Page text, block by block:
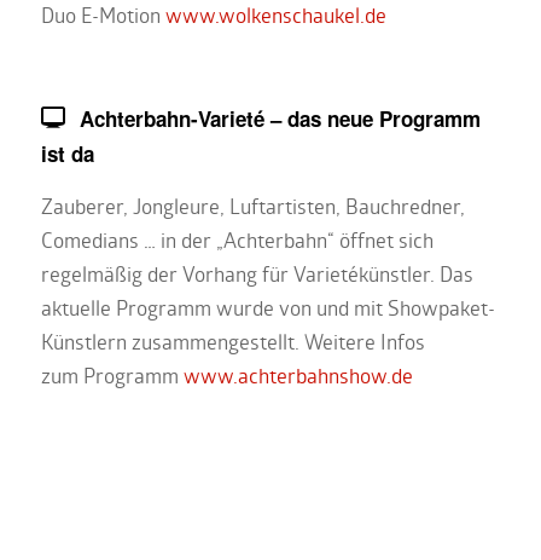
Duo E-Motion www.wolkenschaukel.de
Achterbahn-Varieté – das neue Programm
ist da
Zauberer, Jongleure, Luftartisten, Bauchredner,
Comedians … in der „Achterbahn“ öffnet sich
regelmäßig der Vorhang für Varietékünstler. Das
aktuelle Programm wurde von und mit Showpaket-
Künstlern zusammengestellt. Weitere Infos
zum Programm www.achterbahnshow.de